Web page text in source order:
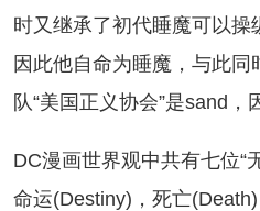
时又继承了初代睡魔可以操
因此他自命为睡魔，与此
队“美国正义协会”是sand，
漫画世界观中共有七位“无
命运(Destiny)，死亡